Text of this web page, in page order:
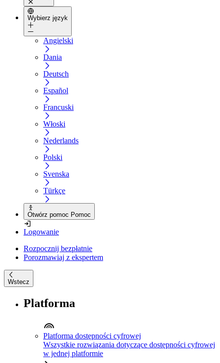
Wybierz język
Angielski
Dania
Deutsch
Español
Francuski
Włoski
Nederlands
Polski
Svenska
Türkçe
Otwórz pomoc Pomoc
Logowanie
Rozpocznij bezpłatnie
Porozmawiaj z ekspertem
Wstecz
Platforma
Platforma dostępności cyfrowej
Wszystkie rozwiązania dotyczące dostępności cyfrowej
w jednej platformie